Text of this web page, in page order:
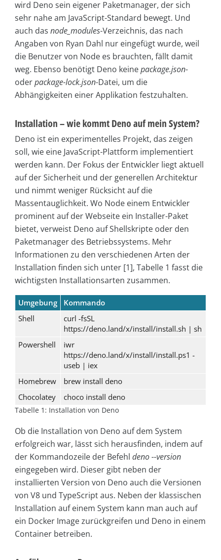
wird Deno sein eigener Paketmanager, der sich
sehr nahe am JavaScript-Standard bewegt. Und
auch das node_modules-Verzeichnis, das nach
Angaben von Ryan Dahl nur eingefügt wurde, weil
die Benutzer von Node es brauchten, fällt damit
weg. Ebenso benötigt Deno keinepackage.json-
oderpackage-lock.json-Datei, um die
Abhängigkeiten einer Applikation festzuhalten.
Installation – wie kommt Deno auf mein System?
Deno ist ein experimentelles Projekt, das zeigen
soll, wie eine JavaScript-Plattform implementiert
werden kann. Der Fokus der Entwickler liegt aktuell
auf der Sicherheit und der generellen Architektur
und nimmt weniger Rücksicht auf die
Massentauglichkeit. Wo Node einem Entwickler
prominent auf der Webseite ein Installer-Paket
bietet, verweist Deno auf Shellskripte oder den
Paketmanager des Betriebssystems. Mehr
Informationen zu den verschiedenen Arten der
Installation finden sich unter [1], Tabelle 1 fasst die
wichtigsten Installationsarten zusammen.
Umgebung
Kommando
Shell
curl -fsSL
https://deno.land/x/install/install.sh | sh
Powershell
iwr
https://deno.land/x/install/install.ps1 -
useb | iex
Homebrew
brew install deno
Chocolatey
choco install deno
Tabelle 1: Installation von Deno
Ob die Installation von Deno auf dem System
erfolgreich war, lässt sich herausfinden, indem auf
der Kommandozeile der Befehl deno --version
eingegeben wird. Dieser gibt neben der
installierten Version von Deno auch die Versionen
von V8 und TypeScript aus. Neben der klassischen
Installation auf einem System kann man auch auf
ein Docker Image zurückgreifen und Deno in einem
Container betreiben.